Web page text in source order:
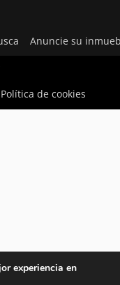
Anuncie su
Política de cookies
experiencia en